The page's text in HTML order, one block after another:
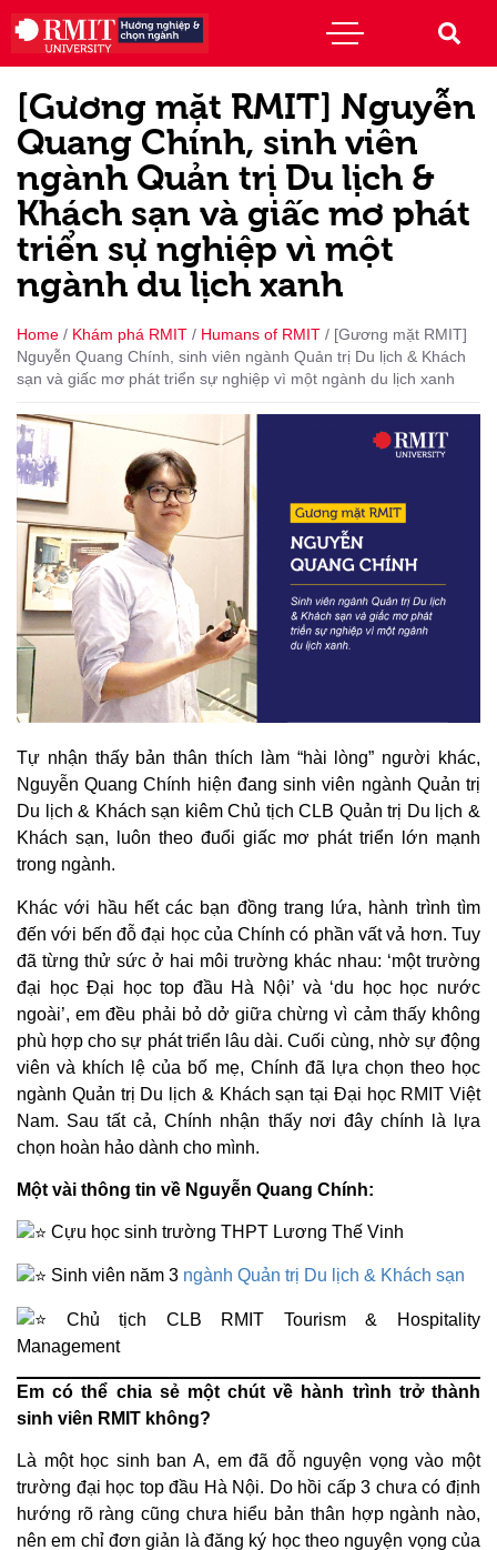
[Gương mặt RMIT] Nguyễn
Quang Chính, sinh viên
ngành Quản trị Du lịch &
Khách sạn và giấc mơ phát
triển sự nghiệp vì một
ngành du lịch xanh
Home / Khám phá RMIT / Humans of RMIT / [Gương mặt RMIT]
Nguyễn Quang Chính, sinh viên ngành Quản trị Du lịch & Khách
sạn và giấc mơ phát triển sự nghiệp vì một ngành du lịch xanh
Tự nhận thấy bản thân thích làm “hài lòng” người khác,
Nguyễn Quang Chính hiện đang sinh viên ngành Quản trị
Du lịch & Khách sạn kiêm Chủ tịch CLB Quản trị Du lịch &
Khách sạn, luôn theo đuổi giấc mơ phát triển lớn mạnh
trong ngành.
Khác với hầu hết các bạn đồng trang lứa, hành trình tìm
đến với bến đỗ đại học của Chính có phần vất vả hơn. Tuy
đã từng thử sức ở hai môi trường khác nhau: ‘một trường
đại học Đại học top đầu Hà Nội’ và ‘du học học nước
ngoài’, em đều phải bỏ dở giữa chừng vì cảm thấy không
phù hợp cho sự phát triển lâu dài. Cuối cùng, nhờ sự động
viên và khích lệ của bố mẹ, Chính đã lựa chọn theo học
ngành Quản trị Du lịch & Khách sạn tại Đại học RMIT Việt
Nam. Sau tất cả, Chính nhận thấy nơi đây chính là lựa
chọn hoàn hảo dành cho mình.
Một vài thông tin về Nguyễn Quang Chính:
Cựu học sinh trường THPT Lương Thế Vinh
Sinh viên năm 3 ngành Quản trị Du lịch & Khách sạn
Chủ tịch CLB RMIT Tourism & Hospitality
Management
Em có thể chia sẻ một chút về hành trình trở thành
sinh viên RMIT không?
Là một học sinh ban A, em đã đỗ nguyện vọng vào một
trường đại học top đầu Hà Nội. Do hồi cấp 3 chưa có định
hướng rõ ràng cũng chưa hiểu bản thân hợp ngành nào,
nên em chỉ đơn giản là đăng ký học theo nguyện vọng của